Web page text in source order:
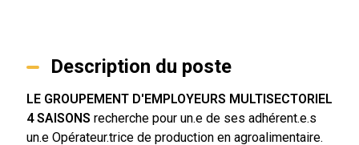
Description du poste
LE GROUPEMENT D'EMPLOYEURS MULTISECTORIEL
4 SAISONS recherche pour un.e de ses adhérent.e.s
un.e Opérateur.trice de production en agroalimentaire.